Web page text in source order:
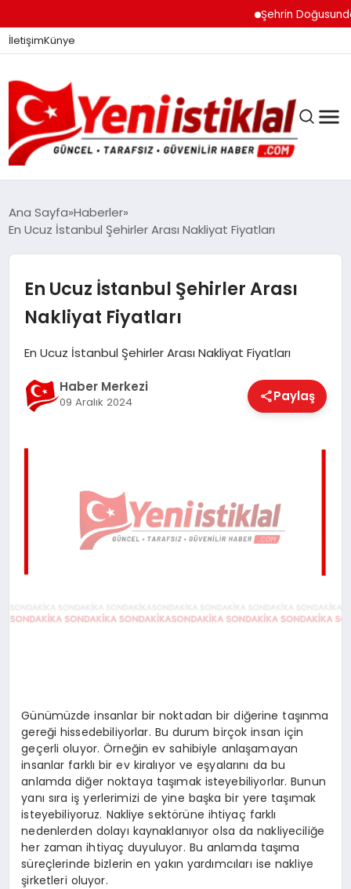
Şehrin Doğusundan
İletişimKünye
GÜNDEM
DÜNYA
Ana Sayfa Haberler
En Ucuz İstanbul Şehirler Arası Nakliyat Fiyatları
En Ucuz İstanbul Şehirler Arası
Nakliyat Fiyatları
En Ucuz İstanbul Şehirler Arası Nakliyat Fiyatları
Haber Merkezi
09 Aralık 2024 Paylaş
Günümüzde insanlar bir noktadan bir diğerine taşınma
gereği hissedebiliyorlar. Bu durum birçok insan için
geçerli oluyor. Örneğin ev sahibiyle anlaşamayan
insanlar farklı bir ev kiralıyor ve eşyalarını da bu
anlamda diğer noktaya taşımak isteyebiliyorlar. Bunun
yanı sıra iş yerlerimizi de yine başka bir yere taşımak
isteyebiliyoruz. Nakliye sektörüne ihtiyaç farklı
nedenlerden dolayı kaynaklanıyor olsa da nakliyeciliğe
her zaman ihtiyaç duyuluyor. Bu anlamda taşıma
süreçlerinde bizlerin en yakın yardımcıları ise nakliye
şirketleri oluyor.